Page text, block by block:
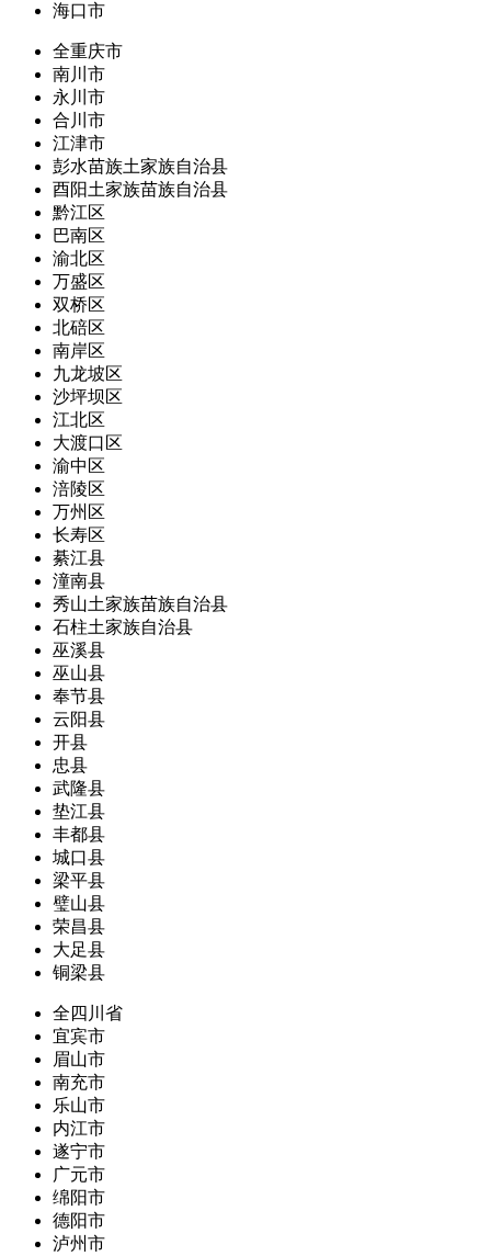
海口市
全重庆市
南川市
永川市
合川市
江津市
彭水苗族土家族自治县
酉阳土家族苗族自治县
黔江区
巴南区
渝北区
万盛区
双桥区
北碚区
南岸区
九龙坡区
沙坪坝区
江北区
大渡口区
渝中区
涪陵区
万州区
长寿区
綦江县
潼南县
秀山土家族苗族自治县
石柱土家族自治县
巫溪县
巫山县
奉节县
云阳县
开县
忠县
武隆县
垫江县
丰都县
城口县
梁平县
璧山县
荣昌县
大足县
铜梁县
全四川省
宜宾市
眉山市
南充市
乐山市
内江市
遂宁市
广元市
绵阳市
德阳市
泸州市